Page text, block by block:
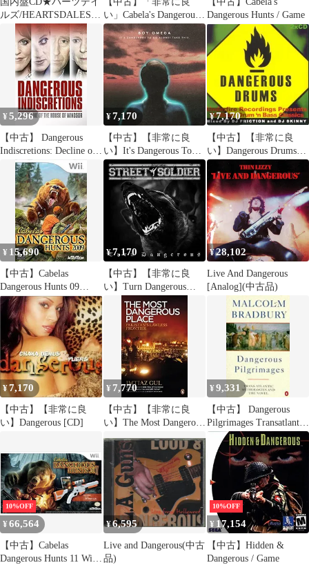
ルズ/HEARTSDALES■
Radioactive
【CTCR14209/49458171
42092】V52611
い」Cabela's Dangerous
Hunts / Game
Dangerous Hunts / Game
¥5,296
【中古】 Dangerous
Indiscretions: Decline of
the House of [DVD]
¥7,170
【中古】【非常に良
い】It's Dangerous To
Go Alone. Take This
[MWCD-328] [CD]
¥7,170
【中古】【非常に良
い】Dangerous Drums
[CD]
¥ 15,690
【中古】Cabelas
Dangerous Hunts 09
6g7v4d0
¥7,170
【中古】【非常に良
い】Turn Dangerous
¥28,102
Live And Dangerous
[Analog](中古品)
¥7,170
【中古】【非常に良
い】Dangerous [CD]
¥ 7,770
【中古】【非常に良
い】The Most Dangerous
Place: Pakistan's Lawless
Frontier [洋書]
¥9,331
【中古】 Dangerous
Pilgrimages Transatlantic
Mythologies and the
Novel (Penguin literary
criticism)
10%OFF
¥66,564
【中古】Cabelas
Dangerous Hunts 11 With
¥6,595
Live and Dangerous(中古
品)
10%OFF
¥ 17,154
【中古】Hidden &
Dangerous / Game